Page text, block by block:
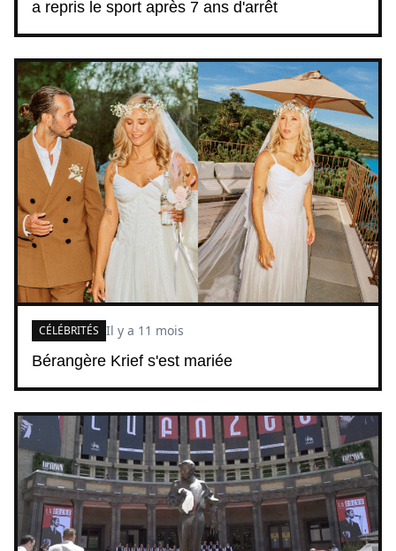
a repris le sport après 7 ans d'arrêt
Bérangère Krief s'est mariée
CÉLÉBRITÉS Il y a 11 mois